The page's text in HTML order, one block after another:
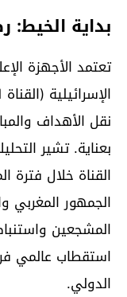
بداية الخيط:
تعتمد الأجهزة
نقل الأهداف
بعناية. تشير
القناة خلال فترة
الجمهور المغربي
المشجعين
استقطاب عالمي
الدولي.